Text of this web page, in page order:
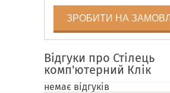
ЗРОБИТИ НА
Відгуки про Стілець
комп'ютерний Клік
немає відгуків